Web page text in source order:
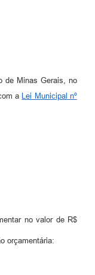
de Minas Gerais, no
a
Lei Municipal nº
no valor de R$
orçamentária: